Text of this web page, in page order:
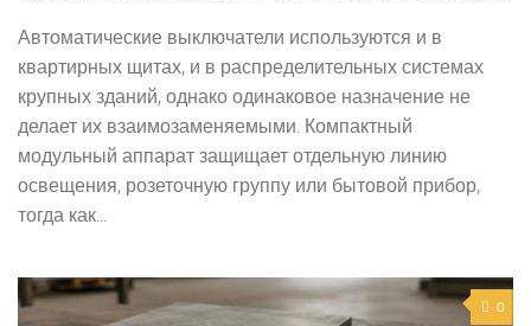
Автоматические выключатели используются и в
квартирных щитах, и в распределительных системах
крупных зданий, однако одинаковое назначение не
делает их взаимозаменяемыми. Компактный
модульный аппарат защищает отдельную линию
освещения, розеточную группу или бытовой прибор,
тогда как...
0